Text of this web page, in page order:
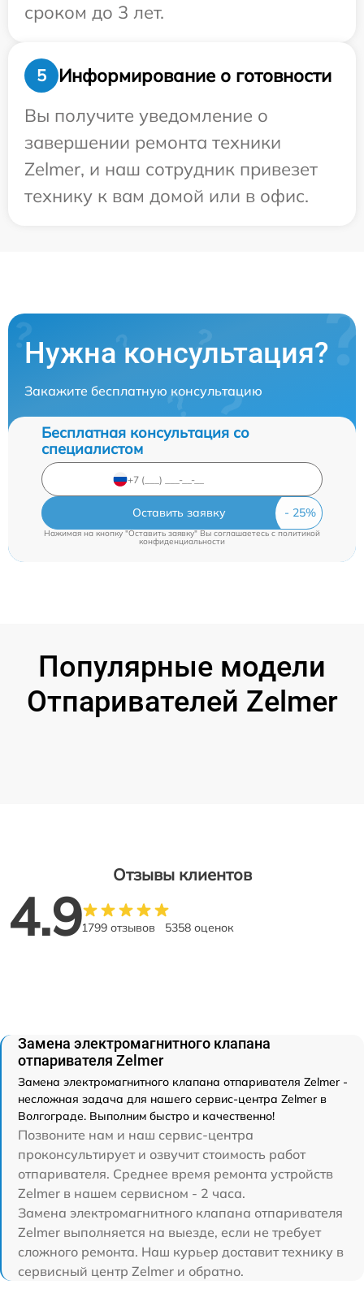
сроком до 3 лет.
5
Информирование о готовности
Вы получите уведомление о
завершении ремонта техники
Zelmer, и наш сотрудник привезет
технику к вам домой или в офис.
Нужна консультация?
Закажите бесплатную консультацию
Бесплатная консультация со
специалистом
Оставить заявку
Нажимая на кнопку "Оставить заявку" Вы соглашаетесь c политикой
конфиденциальности
Популярные модели
Отпаривателей Zelmer
Отзывы клиентов
4.91799 отзывов 5358 оценок
Замена электромагнитного клапана
отпаривателя Zelmer
Замена электромагнитного клапана отпаривателя Zelmer -
несложная задача для нашего сервис-центра Zelmer в
Волгограде. Выполним быстро и качественно!
Позвоните нам и наш сервис-центра
проконсультирует и озвучит стоимость работ
отпаривателя. Среднее время ремонта устройств
Zelmer в нашем сервисном - 2 часа.
Замена электромагнитного клапана отпаривателя
Zelmer выполняется на выезде, если не требует
сложного ремонта. Наш курьер доставит технику в
сервисный центр Zelmer и обратно.